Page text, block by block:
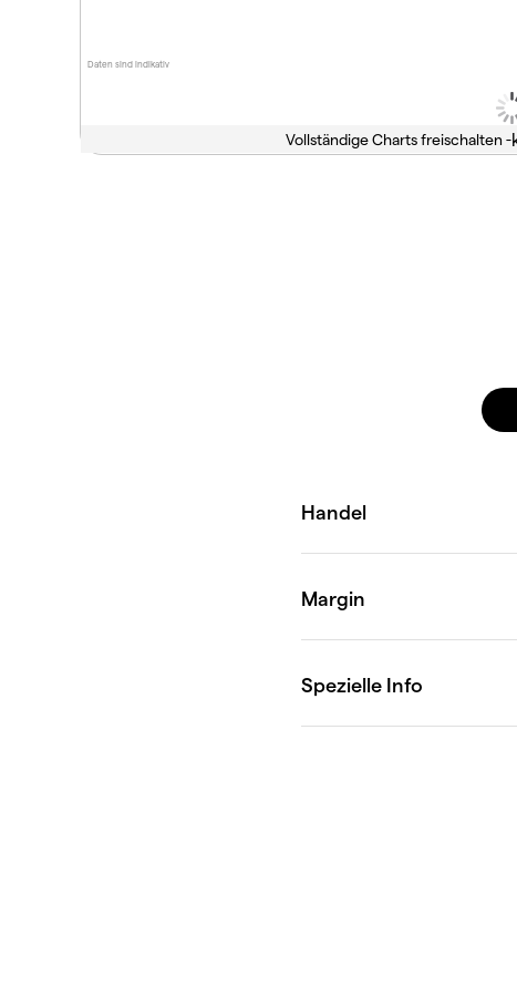
Daten sind indikativ
Vollständige Charts freischalten -